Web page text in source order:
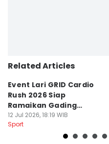
Related Articles
Event Lari GRID Cardio
Rush 2026 Siap
Ramaikan Gading
Serpong
12 Jul 2026, 18:19 WIB
Sport